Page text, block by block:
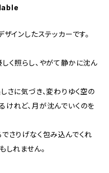
インしたステッカーです。
く照らし、やがて静かに沈ん
さに気づき、変わりゆく空の
れど、月が沈んでいくのを
さりげなく包み込んでくれ
しれません。